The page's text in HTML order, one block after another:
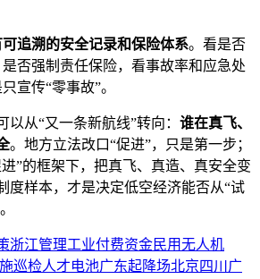
追溯的安全记录和保险体系。看是否
否强制责任保险，看事故率和应急处
宣传“零事故”。
从“又一条新航线”转向： 谁在真飞、
。地方立法改口“促进”，只是第一步；
”的框架下，把真飞、真造、真安全变
度样本，才是决定低空经济能否从“试
浙江管理工业付费资金民用无人机
巡检人才电池广东起降场北京四川 广